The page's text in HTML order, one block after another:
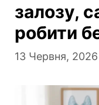
залозу,
робити
13 Червня, 2026